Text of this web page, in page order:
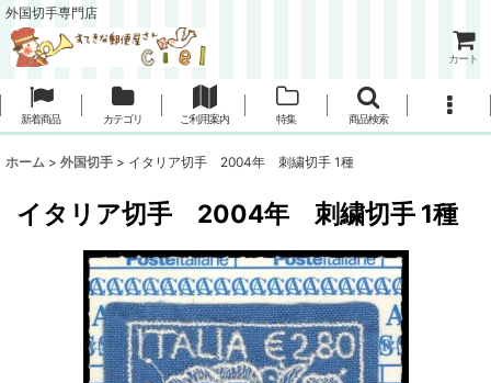
外国切手専門店
カート
新着商品 カテゴリ ご利用案内 特集 商品検索
ホーム > 外国切手 > イタリア切手 2004年 刺繍切手 1種
イタリア切手 2004年 刺繍切手 1種